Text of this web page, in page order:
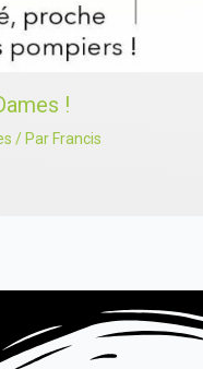
!
/ Par Francis